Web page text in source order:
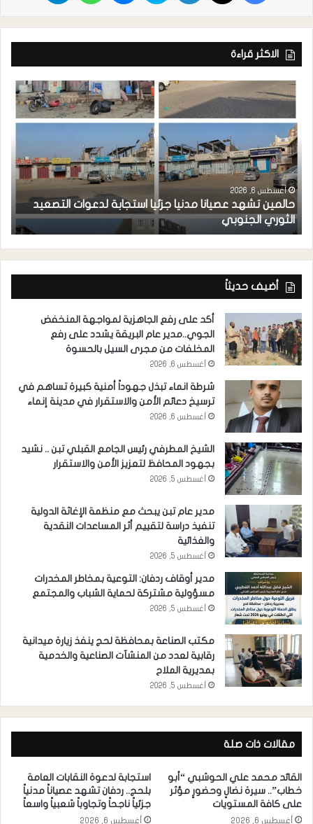
الاكثر قراءة
أغسطس 6, 2026
حالمين تشهد عصيانا مدنيا جزئيا استجابة لدعوات التصعيد
الثوري الجنوبي
أضيف حديثاً
أكد على رفع الجاهزية لمواجهة المنخفض
الجوي..مدير عام البريقة يشدد على رفع
المخلفات من مجرى السيل بالحسوة
أغسطس 6, 2026
شرطة انماء تبذل جهوداً أمنية كبيرة تساهم في
ترسيخ دعائم الأمن والاستقرار في مدينة إنماء
أغسطس 6, 2026
الشيخ المطرفي رئيس الجامع القبلي تبن .. نشيد
بجهود المحافظ لتعزيز الأمن والاستقرار
أغسطس 5, 2026
مدير عام تبن يبحث مع منظمة الإغاثة الدولية
تنفيذ دراسة لتقييم أثر المساعدات النقدية
والغذائية
أغسطس 5, 2026
مدير أوقاف ردفان: التوعية بمخاطر المخدرات
مسؤولية مشتركة لحماية الشباب والمجتمع
أغسطس 5, 2026
مكتب الصناعة بمحافظة لحج ينفذ زيارة ميدانية
رقابية لعدد من المنشآت الصناعية والخدمية
بمديرية الملاح
أغسطس 5, 2026
مقالات ذات صلة
القائد محمد علي الحوشبي “أبو
خطاب”.. سيرة نضالٍ وحضورٍ مؤثر
على كافة المستويات
أغسطس 6, 2026
استجابة لدعوة النقابات العامة
بلحج.. ردفان تشهد عصياناً مدنياً
جزئياً ناجحاً وتجاوباً شعبياً واسعاً
أغسطس 6, 2026